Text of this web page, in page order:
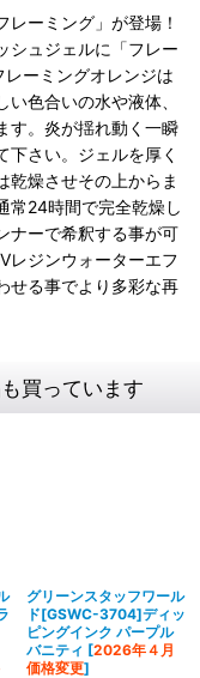
ーミング」が登場！
シュジェルに「フレー
ーミングオレンジは
色合いの水や液体、
す。炎が揺れ動く一瞬
さい。ジェルを厚く
乾燥させその上からま
常24時間で完全乾燥し
ナーで希釈する事が可
レジンウォーターエフ
せる事でより多彩な再
買っています
グリーンスタッフワール
ド[GSWC-3704]ディッ
ピングインク パープル
バニティ [2026年４月
価格変更]